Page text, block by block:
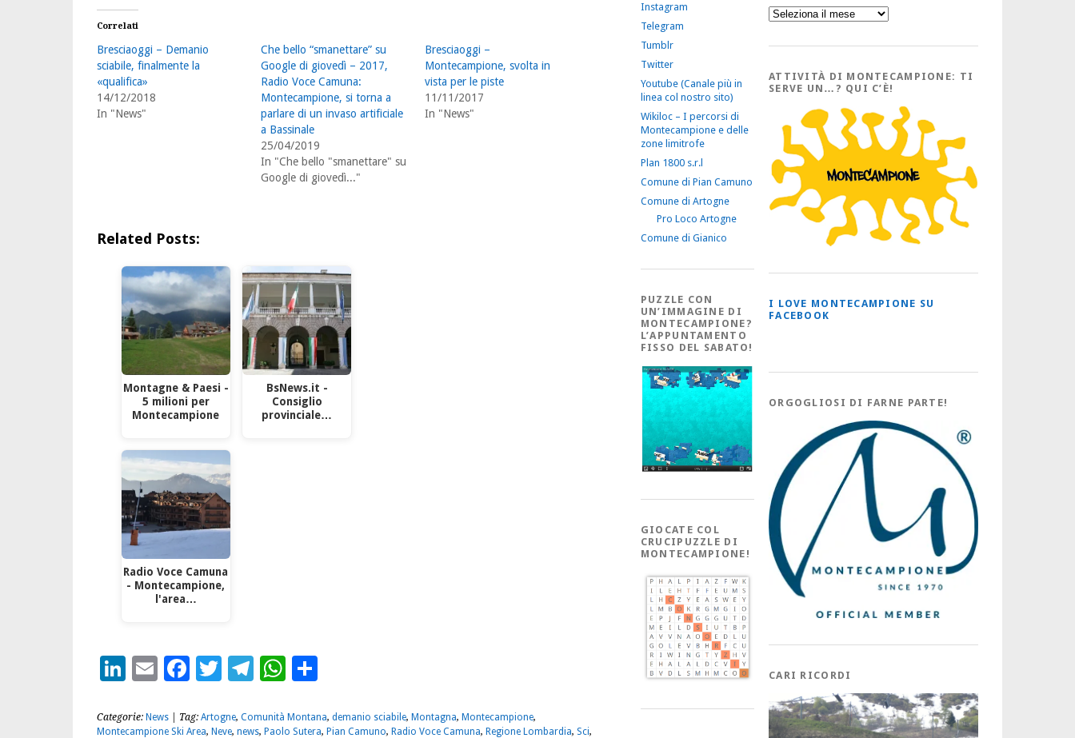
Correlati
Bresciaoggi – Demanio
sciabile, finalmente la
«qualifica»
14/12/2018
In "News"
Che bello “smanettare” su
Google di giovedì – 2017,
Radio Voce Camuna:
Montecampione, si torna a
parlare di un invaso artificiale
a Bassinale
25/04/2019
In "Che bello "smanettare" su
Google di giovedì..."
Bresciaoggi –
Montecampione, svolta in
vista per le piste
11/11/2017
In "News"
Related Posts:
Montagne & Paesi -
5 milioni per
Montecampione
Radio Voce Camuna
- Montecampione,
l'area…
BsNews.it -
Consiglio
provinciale…
LinkedIn
EmailFacebook
Twitter
Telegram
WhatsApp
Categorie: News | Tag: Artogne, Comunità Montana, demanio sciabile, Montagna, Montecampione,
Montecampione Ski Area, Neve, news, Paolo Sutera, Pian Camuno, Radio Voce Camuna, Regione Lombardia, Sci,
Instagram
Telegram
Tumblr
Twitter
Youtube (Canale più in
linea col nostro sito)
Wikiloc – I percorsi di
Montecampione e delle
zone limitrofe
Plan 1800 s.r.l
Comune di Pian Camuno
Comune di Artogne
Pro Loco Artogne
Comune di Gianico
PUZZLE CON
UN’IMMAGINE DI
MONTECAMPIONE?
L’APPUNTAMENTO
FISSO DEL SABATO!
GIOCATE COL
CRUCIPUZZLE DI
MONTECAMPIONE!
Sfoglia
l’Archivio
tutti
Articoli
ATTIVITÀ DI MONTECAMPIONE: TI
SERVE UN…? QUI C’È!
I LOVE MONTECAMPIONE SU
FACEBOOK
ORGOGLIOSI DI FARNE PARTE!
CARI RICORDI